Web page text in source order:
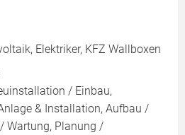
Elektriker, KFZ Wallboxen
/ Einbau,
& Installation, Aufbau /
Wartung, Planung /